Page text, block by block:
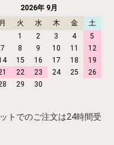
2026年 9月
月 火 水 木 金
土
1
2 3 4
5
7 8 9 10 11
12
15 16 17 18
19
22 23 24 25
26
29 30
トでのご注文は24時間受